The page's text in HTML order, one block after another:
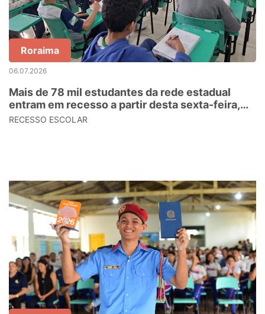
Roraima
06.07.2026
Mais de 78 mil estudantes da rede estadual
entram em recesso a partir desta sexta-feira,
03
RECESSO ESCOLAR